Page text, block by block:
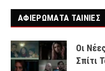
ΑΦΙΕΡΩΜΑΤΑ ΤΑΙΝΊΕΣ
Οι
Σπίτι